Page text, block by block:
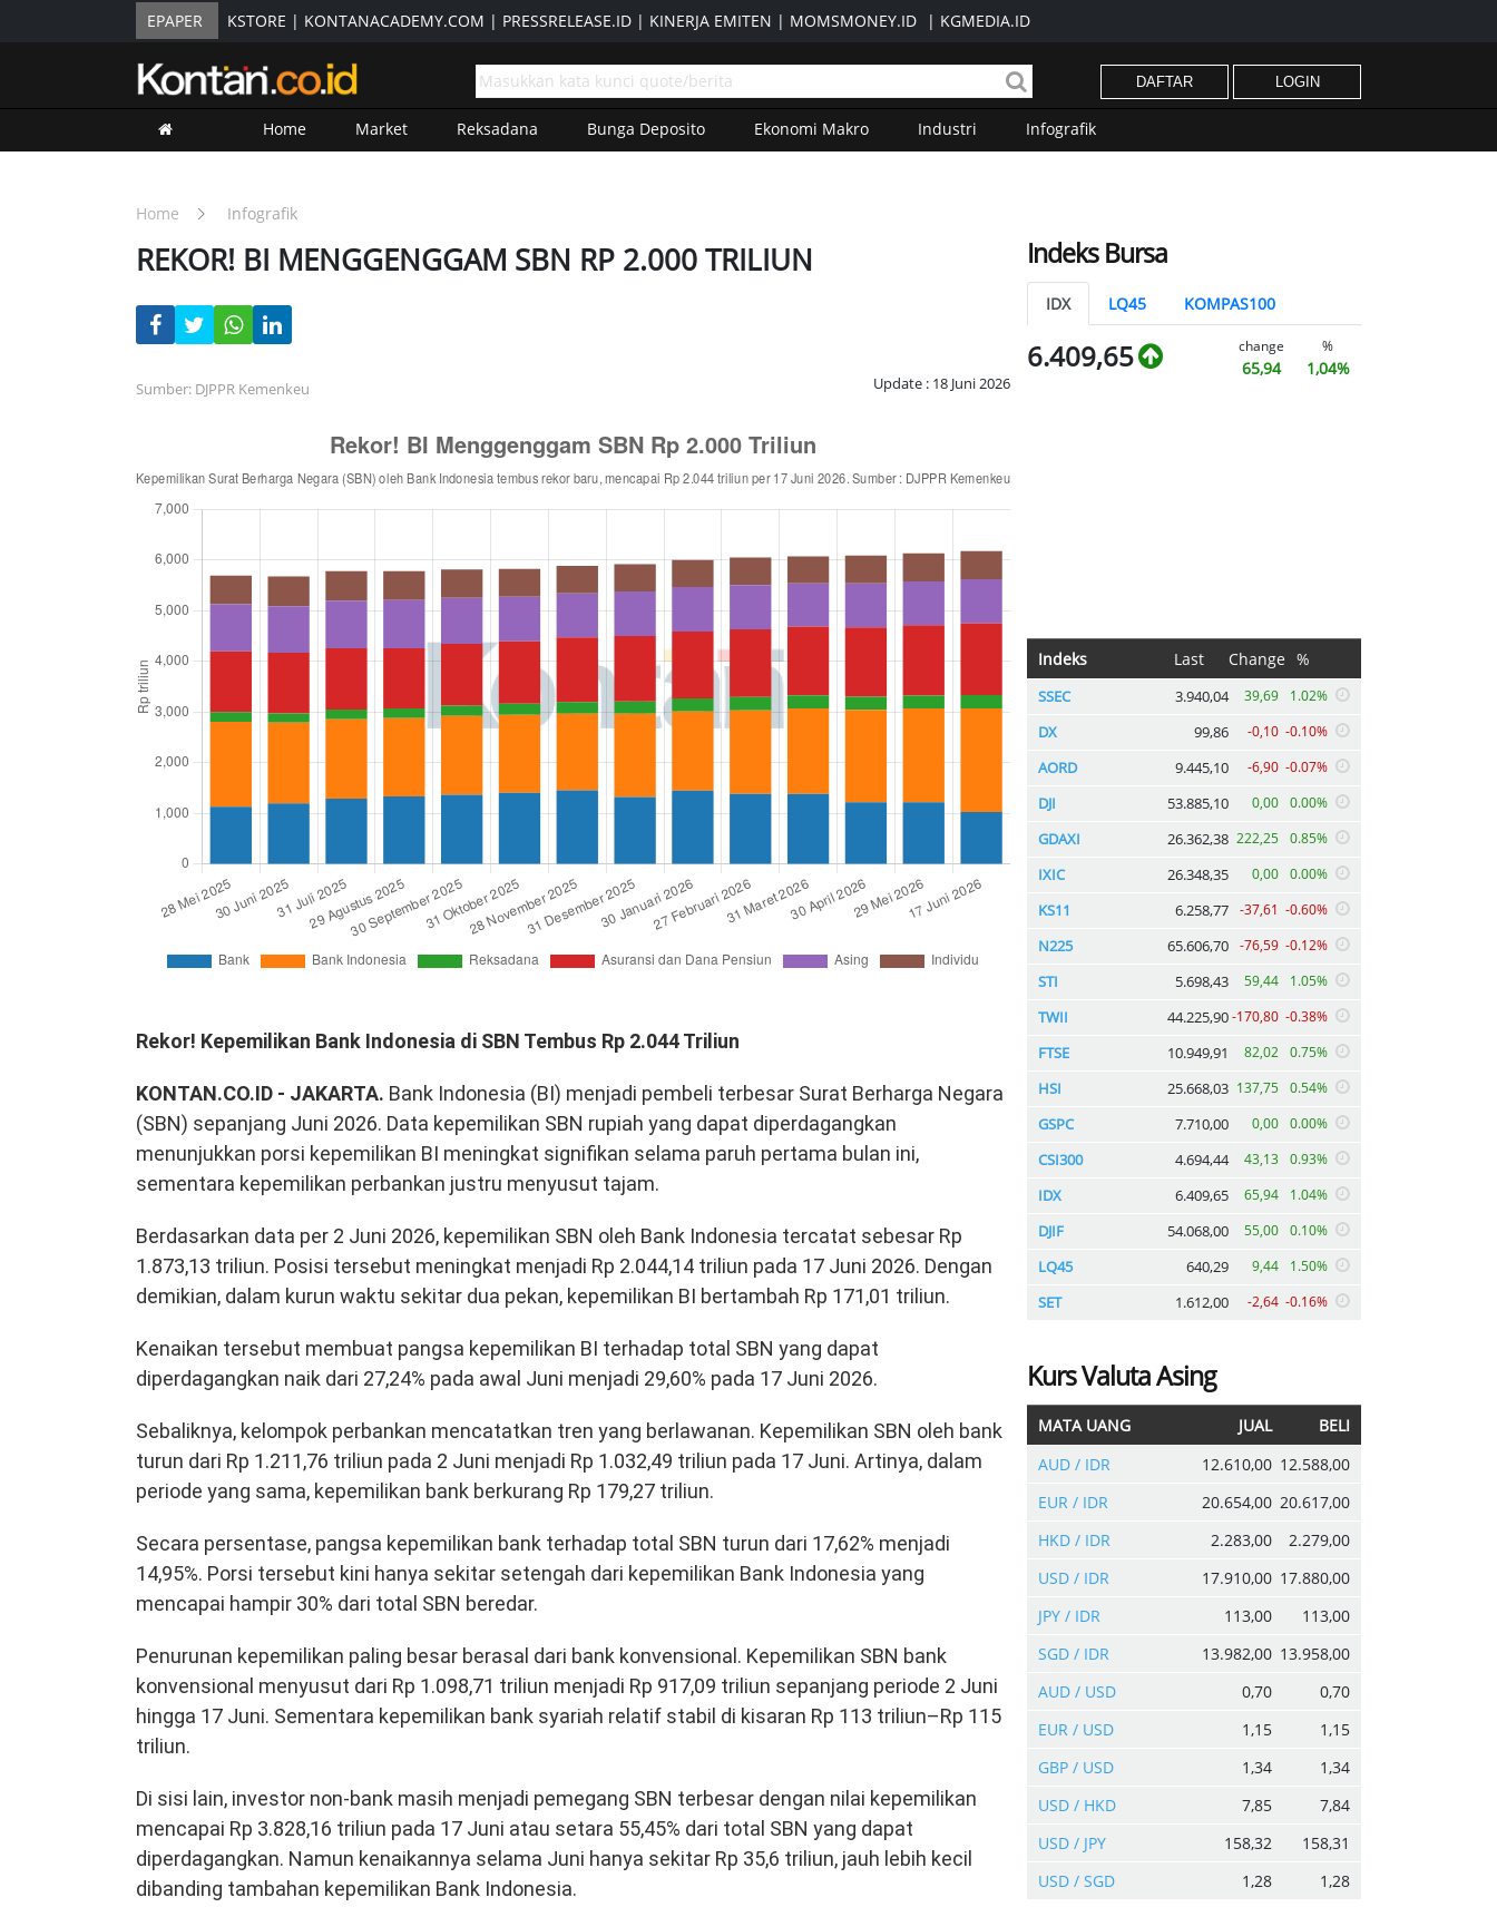
EPAPER KSTORE | KONTANACADEMY.COM | PRESSRELEASE.ID | KINERJA EMITEN | MOMSMONEY.ID | KGMEDIA.ID
DAFTAR LOGIN
Home Market Reksadana Bunga Deposito Ekonomi Makro Industri Infografik
Home Infografik
REKOR! BI MENGGENGGAM SBN RP 2.000 TRILIUN
Sumber: DJPPR Kemenkeu Update : 18 Juni 2026
Rekor! Kepemilikan Bank Indonesia di SBN Tembus Rp 2.044 Triliun
KONTAN.CO.ID - JAKARTA. Bank Indonesia (BI) menjadi pembeli terbesar Surat Berharga Negara
(SBN) sepanjang Juni 2026. Data kepemilikan SBN rupiah yang dapat diperdagangkan
menunjukkan porsi kepemilikan BI meningkat signifikan selama paruh pertama bulan ini,
sementara kepemilikan perbankan justru menyusut tajam.
Berdasarkan data per 2 Juni 2026, kepemilikan SBN oleh Bank Indonesia tercatat sebesar Rp
1.873,13 triliun. Posisi tersebut meningkat menjadi Rp 2.044,14 triliun pada 17 Juni 2026. Dengan
demikian, dalam kurun waktu sekitar dua pekan, kepemilikan BI bertambah Rp 171,01 triliun.
Kenaikan tersebut membuat pangsa kepemilikan BI terhadap total SBN yang dapat
diperdagangkan naik dari 27,24% pada awal Juni menjadi 29,60% pada 17 Juni 2026.
Sebaliknya, kelompok perbankan mencatatkan tren yang berlawanan. Kepemilikan SBN oleh bank
turun dari Rp 1.211,76 triliun pada 2 Juni menjadi Rp 1.032,49 triliun pada 17 Juni. Artinya, dalam
periode yang sama, kepemilikan bank berkurang Rp 179,27 triliun.
Secara persentase, pangsa kepemilikan bank terhadap total SBN turun dari 17,62% menjadi
14,95%. Porsi tersebut kini hanya sekitar setengah dari kepemilikan Bank Indonesia yang
mencapai hampir 30% dari total SBN beredar.
Penurunan kepemilikan paling besar berasal dari bank konvensional. Kepemilikan SBN bank
konvensional menyusut dari Rp 1.098,71 triliun menjadi Rp 917,09 triliun sepanjang periode 2 Juni
hingga 17 Juni. Sementara kepemilikan bank syariah relatif stabil di kisaran Rp 113 triliun–Rp 115
triliun.
Di sisi lain, investor non-bank masih menjadi pemegang SBN terbesar dengan nilai kepemilikan
mencapai Rp 3.828,16 triliun pada 17 Juni atau setara 55,45% dari total SBN yang dapat
diperdagangkan. Namun kenaikannya selama Juni hanya sekitar Rp 35,6 triliun, jauh lebih kecil
dibanding tambahan kepemilikan Bank Indonesia.
Indeks Bursa
IDX LQ45 KOMPAS100
6.409,65 change
65,94
%
1,04%
Indeks Last Change %
SSEC 3.940,04 39,69 1.02%
DX 99,86 -0,10 -0.10%
AORD 9.445,10 -6,90 -0.07%
DJI 53.885,10 0,00 0.00%
GDAXI 26.362,38 222,25 0.85%
IXIC 26.348,35 0,00 0.00%
KS11 6.258,77 -37,61 -0.60%
N225 65.606,70 -76,59 -0.12%
STI 5.698,43 59,44 1.05%
TWII 44.225,90-170,80 -0.38%
FTSE 10.949,91 82,02 0.75%
HSI 25.668,03 137,75 0.54%
GSPC 7.710,00 0,00 0.00%
CSI300 4.694,44 43,13 0.93%
IDX 6.409,65 65,94 1.04%
DJIF 54.068,00 55,00 0.10%
LQ45 640,29 9,44 1.50%
SET 1.612,00 -2,64 -0.16%
Kurs Valuta Asing
MATA UANG JUAL
BELI
AUD / IDR
12.610,00 12.588,00
EUR / IDR
20.654,00 20.617,00
HKD / IDR
2.283,00
2.279,00
USD / IDR
17.910,00 17.880,00
JPY / IDR
113,00
113,00
SGD / IDR
13.982,00 13.958,00
AUD / USD
0,70
0,70
EUR / USD
1,15
1,15
GBP / USD
1,34
1,34
USD / HKD
7,85
7,84
USD / JPY
158,32
158,31
USD / SGD
1,28 1,28